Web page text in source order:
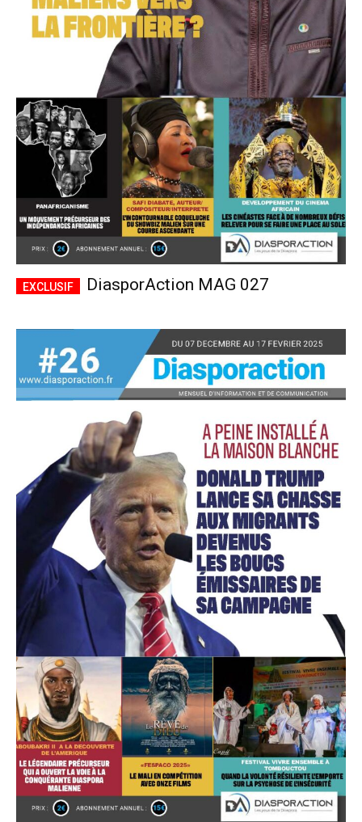
Plans d'abonnement
Accès gratuit
Gratuit /accès limité
Quelques articles
Annonces
Tous les articles
Le magazine
CHOISIR LE FORFAIT
DiasporAction MAG 027